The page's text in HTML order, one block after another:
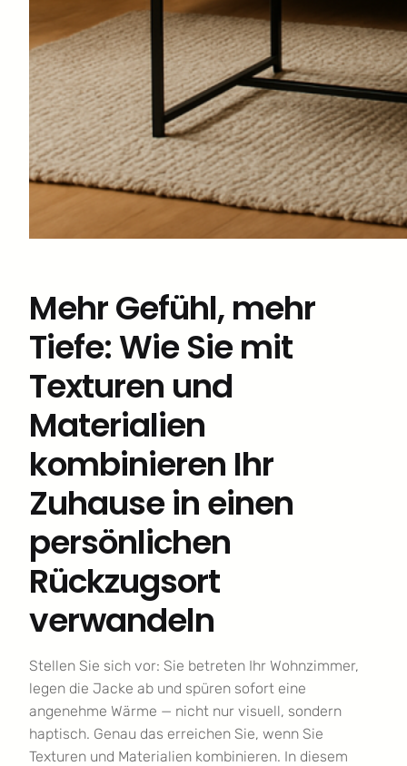
Mehr Gefühl, mehr
Tiefe: Wie Sie mit
Texturen und
Materialien
kombinieren Ihr
Zuhause in einen
persönlichen
Rückzugsort
verwandeln
Stellen Sie sich vor: Sie betreten Ihr Wohnzimmer,
legen die Jacke ab und spüren sofort eine
angenehme Wärme — nicht nur visuell, sondern
haptisch. Genau das erreichen Sie, wenn Sie
Texturen und Materialien kombinieren. In diesem